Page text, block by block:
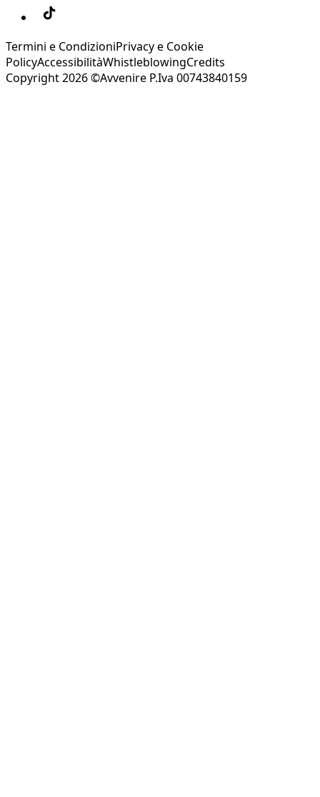
Termini e CondizioniPrivacy e Cookie
PolicyAccessibilitàWhistleblowingCredits
Copyright 2026 ©Avvenire P.Iva 00743840159